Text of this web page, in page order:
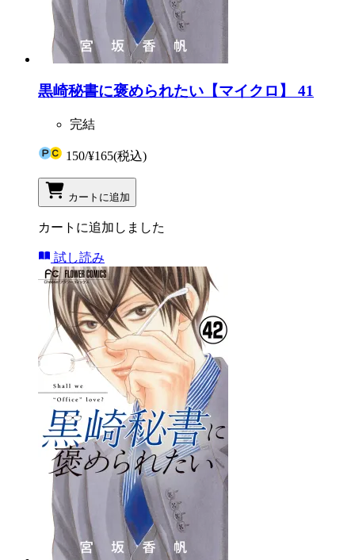
黒崎秘書に褒められたい【マイクロ】 41
完結
150/¥165(税込)
カートに追加
カートに追加しました
試し読み